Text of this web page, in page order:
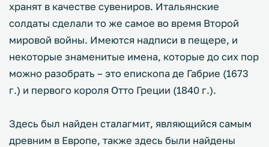
хранят в качестве сувениров. Итальянские
солдаты сделали то же самое во время Второй
мировой войны. Имеются надписи в пещере, и
некоторые знаменитые имена, которые до сих пор
можно разобрать – это епископа де Габрие (1673
г.) и первого короля Отто Греции (1840 г.).
Здесь был найден сталагмит, являющийся самым
древним в Европе, также здесь были найдены